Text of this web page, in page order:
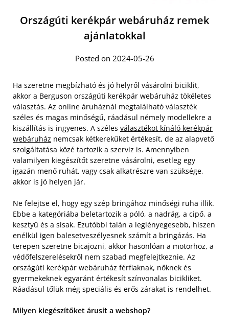
Országúti kerékpár webáruház remek
ajánlatokkal
Posted on 2024-05-26
Ha szeretne megbízható és jó helyről vásárolni biciklit,
akkor a Berguson országúti kerékpár webáruház tökéletes
választás. Az online áruháznál megtalálható választék
széles és magas minőségű, ráadásul némely modellekre a
kiszállítás is ingyenes. A széles választékot kínáló kerékpár
webáruház nemcsak kétkerekűket értékesít, de az alapvető
szolgáltatása közé tartozik a szerviz is. Amennyiben
valamilyen kiegészítőt szeretne vásárolni, esetleg egy
igazán menő ruhát, vagy csak alkatrészre van szüksége,
akkor is jó helyen jár.
Ne felejtse el, hogy egy szép bringához minőségi ruha illik.
Ebbe a kategóriába beletartozik a póló, a nadrág, a cipő, a
kesztyű és a sisak. Ezutóbbi talán a leglényegesebb, hiszen
enélkül igen balesetveszélyesnek számít a bringázás. Ha
terepen szeretne bicajozni, akkor hasonlóan a motorhoz, a
védőfelszerelésekről nem szabad megfelejtkeznie. Az
országúti kerékpár webáruház férfiaknak, nőknek és
gyermekeknek egyaránt értékesít színvonalas bicikliket.
Ráadásul tőlük még speciális és erős zárakat is rendelhet.
Milyen kiegészítőket árusít a webshop?